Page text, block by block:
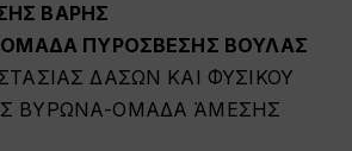
ΒΑΡΗΣ
ΟΜΑΔΑ ΠΥΡΟΣΒΕΣΗΣ ΒΟΥΛΑΣ
ΔΑΣΩΝ ΚΑΙ ΦΥΣΙΚΟΥ
ΒΥΡΩΝΑ-ΟΜΑΔΑ ΆΜΕΣΗΣ